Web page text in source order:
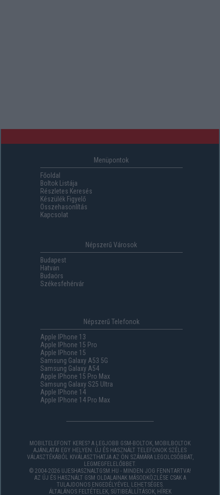
Menüpontok
Főoldal
Boltok Listája
Részletes Keresés
Készülék Figyelő
Összehasonlítás
Kapcsolat
Népszerű Városok
Budapest
Hatvan
Budaörs
Székesfehérvár
Népszerű Telefonok
Apple IPhone 13
Apple IPhone 15 Pro
Apple IPhone 15
Samsung Galaxy A53 5G
Samsung Galaxy A54
Apple IPhone 15 Pro Max
Samsung Galaxy S25 Ultra
Apple IPhone 14
Apple IPhone 14 Pro Max
MOBILTELEFONT KERES? A LEGJOBB GSM-BOLTOK, MOBILBOLTOK
AJÁNLATAI EGY HELYEN. ÚJ ÉS HASZNÁLT TELEFONOK SZÉLES
VÁLASZTÉKÁBÓL KIVÁLASZTHATJA AZ ÖN SZÁMÁRA LEGOLCSÓBBAT,
LEGMEGFELELŐBBET.
© 2004-2026 UJESHASZNALTGSM.HU - MINDEN JOG FENNTARTVA!
AZ ÚJ ÉS HASZNÁLT GSM OLDALAINAK MÁSODKÖZLÉSE CSAK A
TULAJDONOS ENGEDÉLYÉVEL LEHETSÉGES.
ÁLTALÁNOS FELTÉTELEK, SÜTIBEÁLLÍTÁSOK, HÍREK